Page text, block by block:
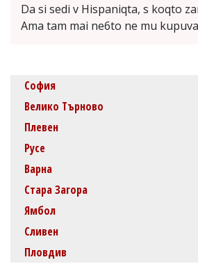
Da si sedi v Hispaniqta, s koqto
Ama tam mai ne6to ne mu
София
Велико Търново
Плевен
Русе
Варна
Стара Загора
Ямбол
Сливен
Пловдив